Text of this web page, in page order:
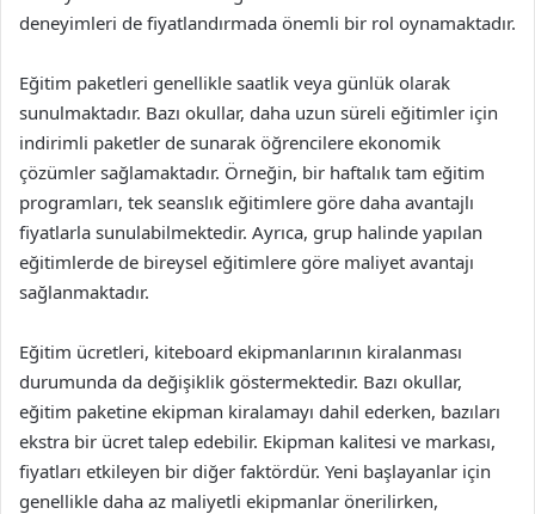
deneyimleri de fiyatlandırmada önemli bir rol oynamaktadır.
Eğitim paketleri genellikle saatlik veya günlük olarak
sunulmaktadır. Bazı okullar, daha uzun süreli eğitimler için
indirimli paketler de sunarak öğrencilere ekonomik
çözümler sağlamaktadır. Örneğin, bir haftalık tam eğitim
programları, tek seanslık eğitimlere göre daha avantajlı
fiyatlarla sunulabilmektedir. Ayrıca, grup halinde yapılan
eğitimlerde de bireysel eğitimlere göre maliyet avantajı
sağlanmaktadır.
Eğitim ücretleri, kiteboard ekipmanlarının kiralanması
durumunda da değişiklik göstermektedir. Bazı okullar,
eğitim paketine ekipman kiralamayı dahil ederken, bazıları
ekstra bir ücret talep edebilir. Ekipman kalitesi ve markası,
fiyatları etkileyen bir diğer faktördür. Yeni başlayanlar için
genellikle daha az maliyetli ekipmanlar önerilirken,